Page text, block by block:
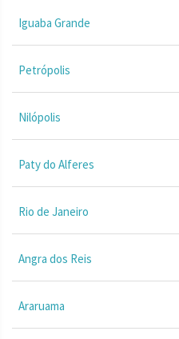
Iguaba Grande
Petrópolis
Nilópolis
Paty do Alferes
Rio de Janeiro
Angra dos Reis
Araruama